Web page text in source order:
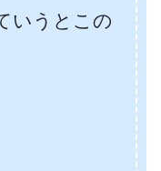
いうとこの